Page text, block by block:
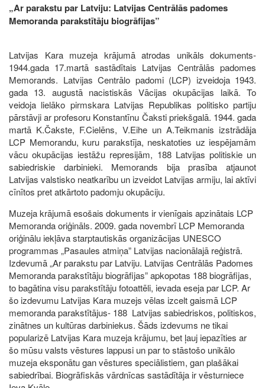
„Ar parakstu par Latviju: Latvijas Centrālās padomes
Memoranda parakstītāju biogrāfijas”
Latvijas Kara muzeja krājumā atrodas unikāls dokuments-
1944.gada 17.martā sastādītais Latvijas Centrālās padomes
Memorands. Latvijas Centrālo padomi (LCP) izveidoja 1943.
gada 13. augustā nacistiskās Vācijas okupācijas laikā. To
veidoja lielāko pirmskara Latvijas Republikas politisko partiju
pārstāvji ar profesoru Konstantīnu Čaksti priekšgalā. 1944. gada
martā K.Čakste, F.Cielēns, V.Eihe un A.Teikmanis izstrādāja
LCP Memorandu, kuru parakstīja, neskatoties uz iespējamām
vācu okupācijas iestāžu represijām, 188 Latvijas politiskie un
sabiedriskie darbinieki. Memorands bija prasība atjaunot
Latvijas valstisko neatkarību un izveidot Latvijas armiju, lai aktīvi
cīnītos pret atkārtoto padomju okupāciju.
Muzeja krājumā esošais dokuments ir vienīgais apzinātais LCP
Memoranda oriģināls. 2009. gada novembrī LCP Memoranda
oriģinālu iekļāva starptautiskās organizācijas UNESCO
programmas „Pasaules atmiņa” Latvijas nacionālajā reģistrā.
Izdevumā „Ar parakstu par Latviju. Latvijas Centrālās Padomes
Memoranda parakstītāju biogrāfijas” apkopotas 188 biogrāfijas,
to bagātina visu parakstītāju fotoattēli, ievada eseja par LCP. Ar
šo izdevumu Latvijas Kara muzejs vēlas izcelt gaismā LCP
memoranda parakstītājus- 188 Latvijas sabiedriskos, politiskos,
zinātnes un kultūras darbiniekus. Šāds izdevums ne tikai
popularizē Latvijas Kara muzeja krājumu, bet ļauj iepazīties ar
šo mūsu valsts vēstures lappusi un par to stāstošo unikālo
muzeja eksponātu gan vēstures speciālistiem, gan plašākai
sabiedrībai. Biogrāfiskās vārdnīcas sastādītāja ir vēsturniece